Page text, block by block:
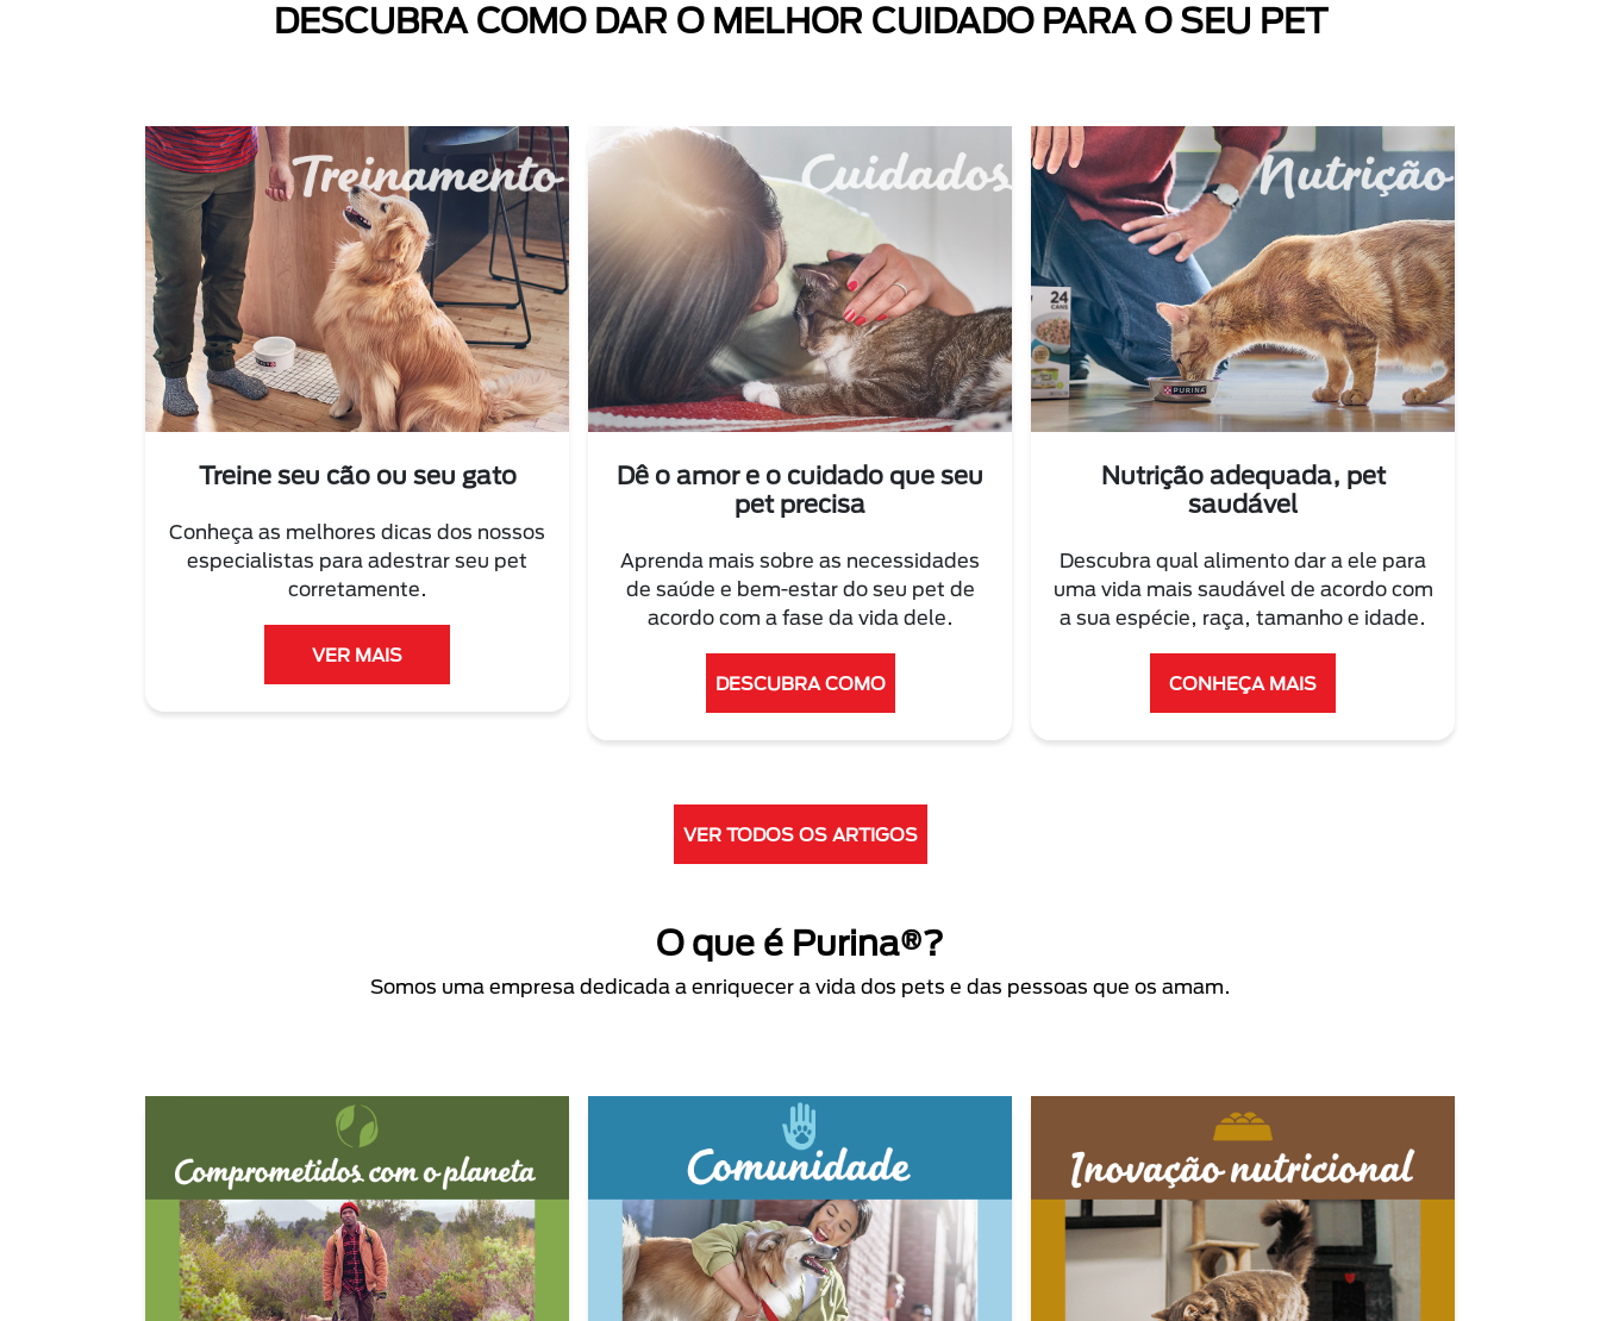
DESCUBRA COMO DAR O MELHOR CUIDADO PARA O SEU PET
Treine seu cão ou seu gato
Conheça as melhores dicas dos nossos
especialistas para adestrar seu pet
corretamente.
VER MAIS
Dê o amor e o cuidado que seu
pet precisa
Aprenda mais sobre as necessidades
de saúde e bem-estar do seu pet de
acordo com a fase da vida dele.
DESCUBRA COMO
Nutrição adequada, pet
saudável
Descubra qual alimento dar a ele para
uma vida mais saudável de acordo com
a sua espécie, raça, tamanho e idade.
CONHEÇA MAIS
VER TODOS OS ARTIGOS
O que é Purina®?
Somos uma empresa dedicada a enriquecer a vida dos pets e das pessoas que os amam.